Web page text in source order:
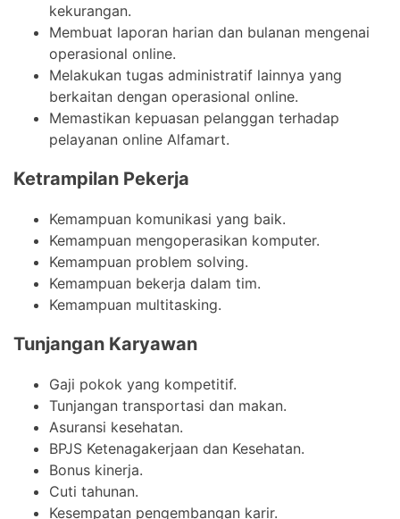
kekurangan.
Membuat laporan harian dan bulanan mengenai
operasional online.
Melakukan tugas administratif lainnya yang
berkaitan dengan operasional online.
Memastikan kepuasan pelanggan terhadap
pelayanan online Alfamart.
Ketrampilan Pekerja
Kemampuan komunikasi yang baik.
Kemampuan mengoperasikan komputer.
Kemampuan problem solving.
Kemampuan bekerja dalam tim.
Kemampuan multitasking.
Tunjangan Karyawan
Gaji pokok yang kompetitif.
Tunjangan transportasi dan makan.
Asuransi kesehatan.
BPJS Ketenagakerjaan dan Kesehatan.
Bonus kinerja.
Cuti tahunan.
Kesempatan pengembangan karir.